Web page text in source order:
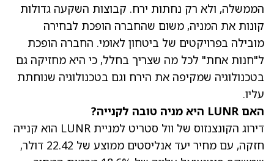
הממשלה, ולא רק נחתות ירח. קבוצות השקעה גדולות
קונות את המניה, משום שהחברה הופכת לבחירה
מובילה בפרויקטים של ביטחון לאומי. החברה הופכת
ל"חנות אחת" לכל מה שצריך בחלל, כי היא מחזיקה גם
בטכנולוגיה שמקיפה את הירח וגם בטכנולוגיה שנוחתת
עליו.
האם LUNR היא מניה טובה לקנייה?
דירוג הקונצנזוס של וול סטריט למניית LUNR הוא קנייה
חזקה, עם מחיר יעד אנליסטים ממוצע
של 22.42 דולר,